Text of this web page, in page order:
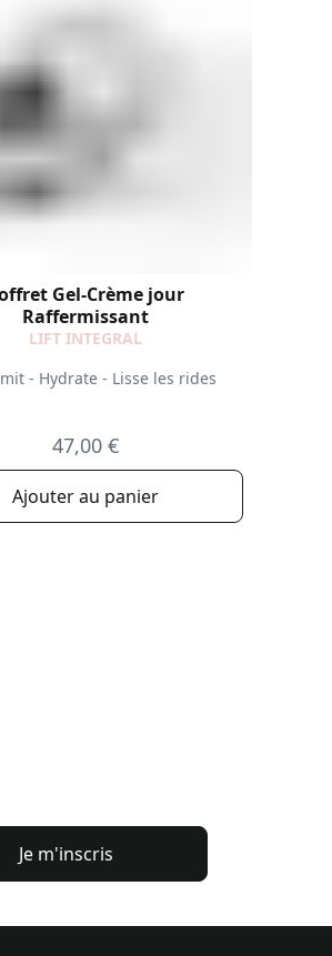
Gel-Crème jour
Raffermissant
LIFT INTEGRAL
- Hydrate - Lisse les rides
47,00 €
Ajouter au panier
Je m'inscris